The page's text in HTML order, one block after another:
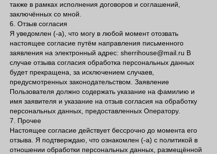
также в рамках исполнения договоров и соглашений,
заключённых со мной.
6. Отзыв согласия
Я уведомлен (-а), что могу в любой момент отозвать
настоящее согласие путём направления письменного
заявления на электронный адрес: sherrihouse@mail.ru В
случае отзыва согласия обработка персональных данных
будет прекращена, за исключением случаев,
предусмотренных законодательством. Заявление
Пользователя должно содержать указание на фамилию и
имя заявителя и указание на отзыв согласия на обработку
персональных данных, предоставленных Оператору.
7. Прочее
Настоящее согласие действует бессрочно до момента его
отзыва. Я подтверждаю, что ознакомлен (-а) с политикой в
отношении обработки персональных данных, размещённой